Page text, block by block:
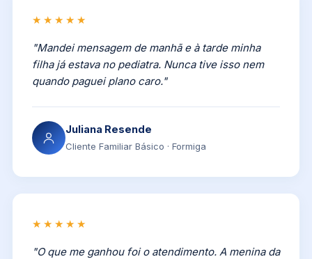
★★★★★
"Mandei mensagem de manhã e à tarde minha
filha já estava no pediatra. Nunca tive isso nem
quando paguei plano caro."
Juliana Resende
Cliente Familiar Básico · Formiga
★★★★★
"O que me ganhou foi o atendimento. A menina da